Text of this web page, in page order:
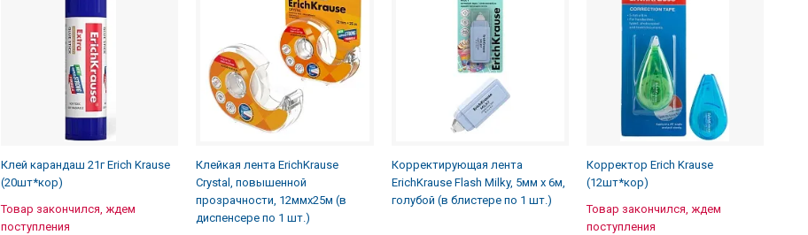
Клей карандаш 21г Erich Krause
(20шт*кор)
Товар закончился, ждем
поступления
Клейкая лента ErichKrause
Crystal, повышенной
прозрачности, 12ммх25м (в
диспенсере по 1 шт.)
Корректирующая лента
ErichKrause Flash Milky, 5мм х 6м,
голубой (в блистере по 1 шт.)
Корректор Erich Krause
(12шт*кор)
Товар закончился, ждем
поступления